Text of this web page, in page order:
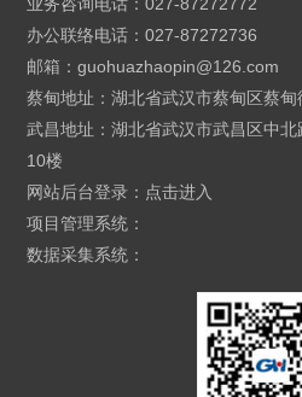
办公联络电话：027-87272736
邮箱：guohuazhaopin@126.com
蔡甸地址：湖北省武汉市蔡甸区蔡
武昌地址：湖北省武汉市武昌区中
10楼
网站后台登录： 点击进入
项目管理系统：
数据采集系统：